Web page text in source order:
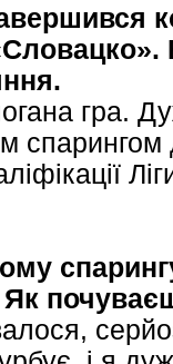
гра.
спарингом
Як